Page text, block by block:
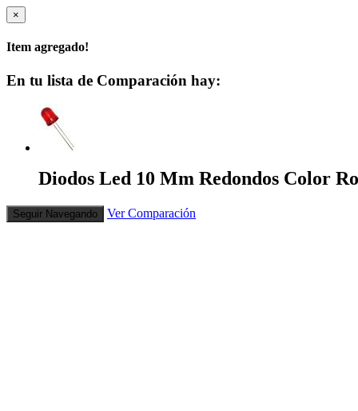
×
Item agregado!
En tu lista de Comparación hay:
Diodos Led 10 Mm Redondos Color
Seguir Navegando Ver Comparación